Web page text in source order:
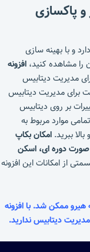
پاکسازی
و با بهینه سازی
را مشاهده کنید، افزونه
مدیریت دیتابیس
برای مدیریت دیتابیس
بر روی دیتابیس
موارد مربوط به
ببرید. امکان بکاپ
دوره ای، اسکن
از امکانات این افزونه
افزونه هیرو ممکن شد. با افزونه
دیتابیس ندارید.